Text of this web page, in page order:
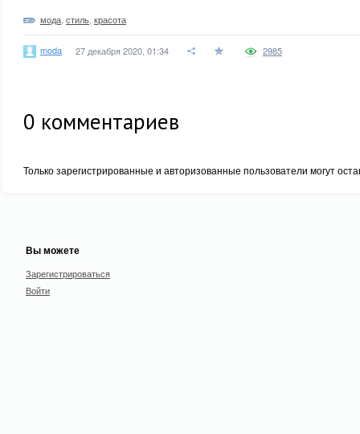
мода стиль красота
moda 27 декабря 2020, 01:34 2985
0 комментариев
Только зарегистрированные и авторизованные пользователи могут
Вы можете
Зарегистрироваться
Войти